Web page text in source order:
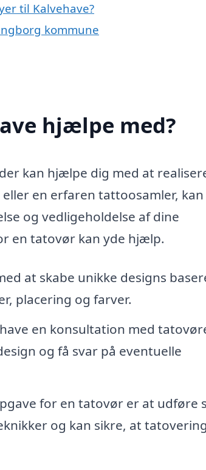
til Kalvehave?
kommune
hjælpe med?
kan hjælpe dig med at
en erfaren tattoosamler, kan
og vedligeholdelse af dine
en tatovør kan yde hjælp.
at skabe unikke designs
placering og farver.
en konsultation med
og få svar på eventuelle
for en tatovør er at udføre
og kan sikre, at